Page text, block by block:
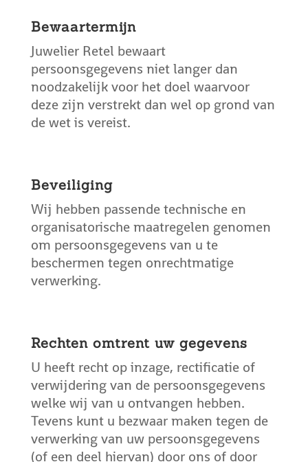
Bewaartermijn
Juwelier Retel bewaart
persoonsgegevens niet langer dan
noodzakelijk voor het doel waarvoor
deze zijn verstrekt dan wel op grond van
de wet is vereist.
Beveiliging
Wij hebben passende technische en
organisatorische maatregelen genomen
om persoonsgegevens van u te
beschermen tegen onrechtmatige
verwerking.
Rechten omtrent uw gegevens
U heeft recht op inzage, rectificatie of
verwijdering van de persoonsgegevens
welke wij van u ontvangen hebben.
Tevens kunt u bezwaar maken tegen de
verwerking van uw persoonsgegevens
(of een deel hiervan) door ons of door